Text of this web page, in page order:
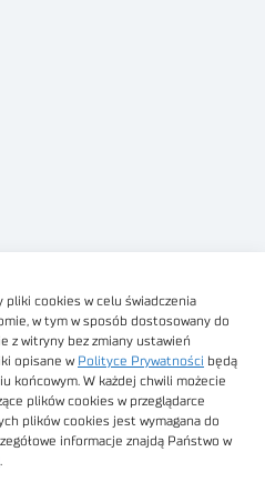
pliki cookies w celu świadczenia
w tym w sposób dostosowany do
z witryny bez zmiany ustawień
opisane w Polityce Prywatności będą
końcowym. W każdej chwili możecie
plików cookies w przeglądarce
plików cookies jest wymagana do
informacje znajdą Państwo w